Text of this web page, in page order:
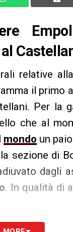
relative
il primo
Per la
che al
mondo un
sezione di
dagli
. In qualità di